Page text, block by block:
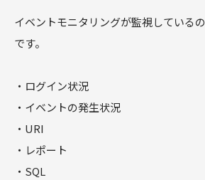
イベントモニタリングが監視している
です。
・ログイン状況
・イベントの発生状況
・URI
・レポート
・SQL